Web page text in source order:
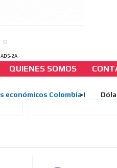
ADS-2A
QUIENES SOMOS